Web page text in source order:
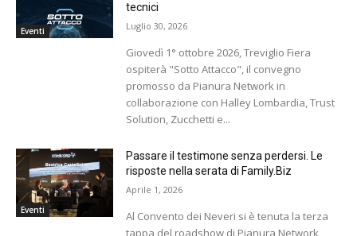
Eventi
tecnici
Luglio 30, 2026
Giovedì 1° ottobre 2026, Treviglio Fiera
ospiterà "Sotto Attacco", il convegno
promosso da Pianura Network in
collaborazione con Halley Lombardia, Trust
Solution, Zucchetti e...
Eventi
Passare il testimone senza perdersi. Le
risposte nella serata di Family.Biz
Aprile 1, 2026
Al Convento dei Neveri si è tenuta la terza
tappa del roadshow di Pianura Network